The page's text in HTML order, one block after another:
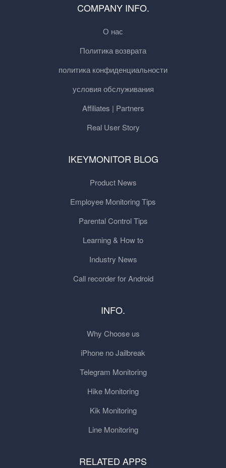
COMPANY INFO.
О нас
Политика возврата
политика конфиденциальности
условия обслуживания
Affiliates | Partners
Real User Story
IKEYMONITOR BLOG
Product News
Employee Monitoring Tips
Parental Control Tips
Learning & How to
Industry News
Call recorder for Android
INFO.
Why Choose us
iPhone no Jailbreak
Telegram Monitoring
Hike Monitoring
Kik Monitoring
Line Monitoring
RELATED APPS